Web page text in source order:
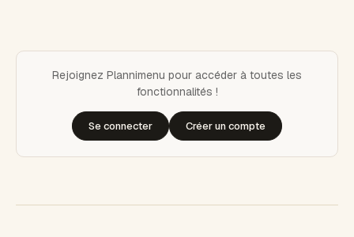
Rejoignez Plannimenu pour accéder à toutes les
fonctionnalités !
Se connecter Créer un compte